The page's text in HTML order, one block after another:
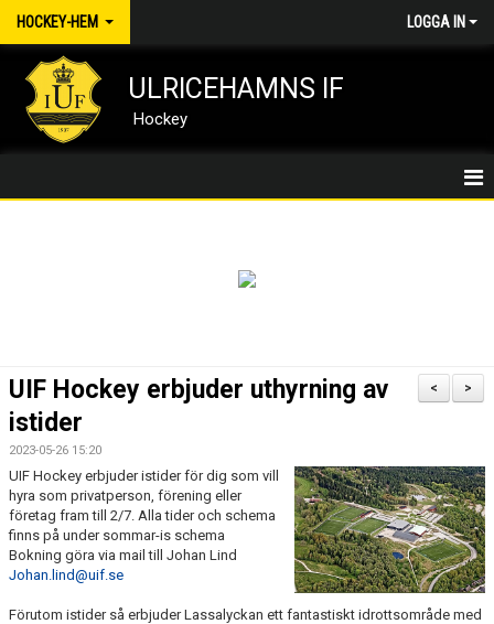
HOCKEY-HEM LOGGA IN
ULRICEHAMNS IF
Hockey
DOKUMENT
MATCHER
FÖRSÄKRING
VERKSAMHETEN
>
<
UIF Hockey erbjuder uthyrning av
istider
2023-05-26 15:20
UIF Hockey erbjuder istider för dig som vill
hyra som privatperson, förening eller
företag fram till 2/7. Alla tider och schema
finns på under sommar-is schema
Bokning göra via mail till Johan Lind
Johan.lind@uif.se
Förutom istider så erbjuder Lassalyckan ett fantastiskt idrottsområde med